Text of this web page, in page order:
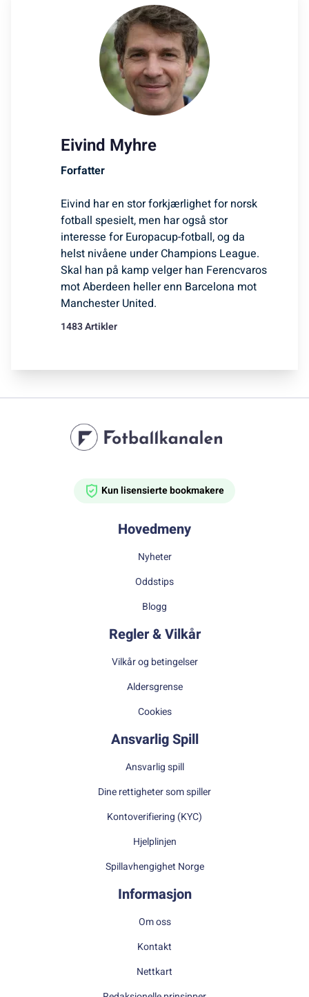
Eivind Myhre
Forfatter
Eivind har en stor forkjærlighet for norsk
fotball spesielt, men har også stor
interesse for Europacup-fotball, og da
helst nivåene under Champions League.
Skal han på kamp velger han Ferencvaros
mot Aberdeen heller enn Barcelona mot
Manchester United.
1483 Artikler
Kun lisensierte bookmakere
Hovedmeny
Nyheter
Oddstips
Blogg
Regler & Vilkår
Vilkår og betingelser
Aldersgrense
Cookies
Ansvarlig Spill
Ansvarlig spill
Dine rettigheter som spiller
Kontoverifiering (KYC)
Hjelplinjen
Spillavhengighet Norge
Informasjon
Om oss
Kontakt
Nettkart